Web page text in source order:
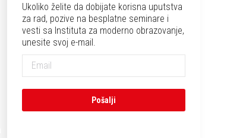
Ukoliko želite da dobijate korisna uputstva
za rad, pozive na besplatne seminare i
vesti sa Instituta za moderno obrazovanje,
unesite svoj e-mail.